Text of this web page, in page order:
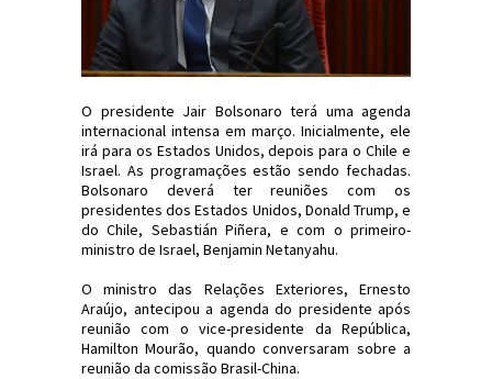
O presidente Jair Bolsonaro terá uma agenda
internacional intensa em março. Inicialmente, ele
irá para os Estados Unidos, depois para o Chile e
Israel. As programações estão sendo fechadas.
Bolsonaro deverá ter reuniões com os
presidentes dos Estados Unidos, Donald Trump, e
do Chile, Sebastián Piñera, e com o primeiro-
ministro de Israel, Benjamin Netanyahu.
O ministro das Relações Exteriores, Ernesto
Araújo, antecipou a agenda do presidente após
reunião com o vice-presidente da República,
Hamilton Mourão, quando conversaram sobre a
reunião da comissão Brasil-China.